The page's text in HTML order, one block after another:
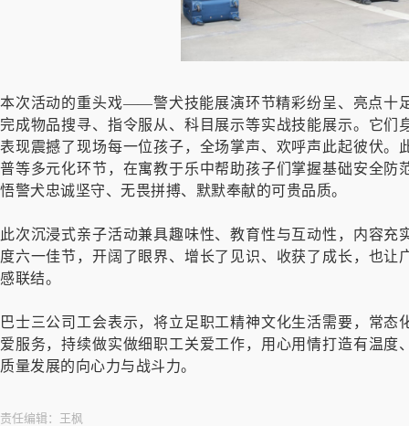
本次活动的重头戏——警犬技能展演环节精彩纷呈、亮点十
完成物品搜寻、指令服从、科目展示等实战技能展示。它
表现震撼了现场每一位孩子，全场掌声、欢呼声此起彼伏
普等多元化环节，在寓教于乐中帮助孩子们掌握基础安全
悟警犬忠诚坚守、无畏拼搏、默默奉献的可贵品质。
此次沉浸式亲子活动兼具趣味性、教育性与互动性，内容
度六一佳节，开阔了眼界、增长了见识、收获了成长，也
感联结。
巴士三公司工会表示，将立足职工精神文化生活需要，常
爱服务，持续做实做细职工关爱工作，用心用情打造有温
质量发展的向心力与战斗力。
责任编辑： 王枫